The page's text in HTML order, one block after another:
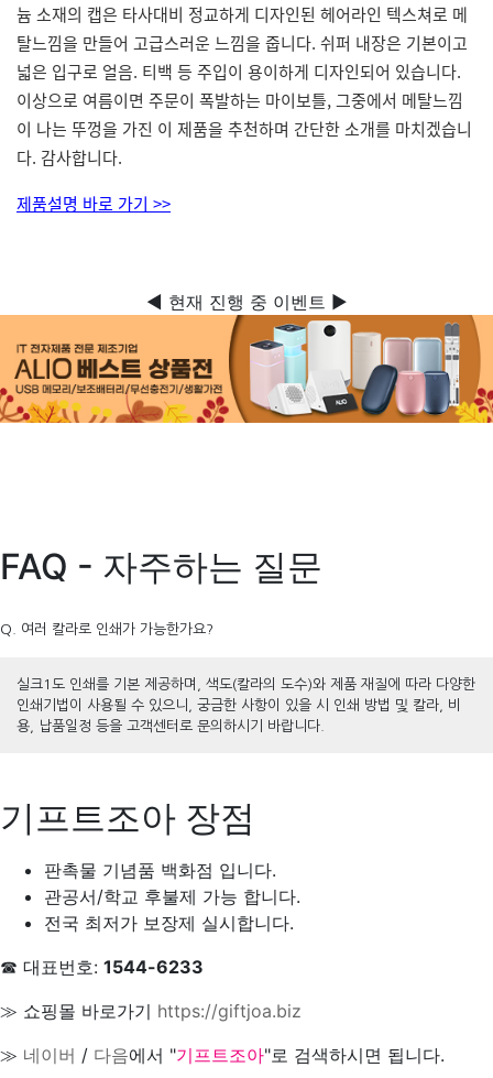
늄 소재의 캡은 타사대비 정교하게 디자인된 헤어라인 텍스쳐로 메
탈느낌을 만들어 고급스러운 느낌을 줍니다. 쉬퍼 내장은 기본이고
넓은 입구로 얼음. 티백 등 주입이 용이하게 디자인되어 있습니다.
이상으로 여름이면 주문이 폭발하는 마이보틀, 그중에서 메탈느낌
이 나는 뚜껑을 가진 이 제품을 추천하며 간단한 소개를 마치겠습니
다. 감사합니다.
제품설명 바로 가기 >>
◀ 현재 진행 중 이벤트 ▶
FAQ - 자주하는 질문
Q. 여러 칼라로 인쇄가 가능한가요?
실크1도 인쇄를 기본 제공하며, 색도(칼라의 도수)와 제품 재질에 따라 다양한
인쇄기법이 사용될 수 있으니, 궁금한 사항이 있을 시 인쇄 방법 및 칼라, 비
용, 납품일정 등을 고객센터로 문의하시기 바랍니다.
기프트조아 장점
판촉물 기념품 백화점 입니다.
관공서/학교 후불제 가능 합니다.
전국 최저가 보장제 실시합니다.
☎ 대표번호: 1544-6233
≫ 쇼핑몰 바로가기 https://giftjoa.biz
≫ 네이버 / 다음에서 "기프트조아"로 검색하시면 됩니다.